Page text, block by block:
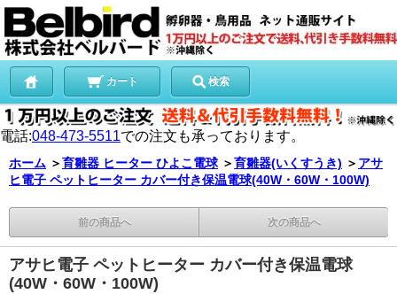
カート 検索
電話:048-473-5511での注文も承っております。
ホーム ＞育雛器 ヒーター ひよこ電球 ＞育雛器(いくすうき) ＞ アサ
ヒ電子 ペットヒーター カバー付き保温電球(40W・60W・100W)
前の商品へ 次の商品へ
アサヒ電子 ペットヒーター カバー付き保温電球
(40W・60W・100W)